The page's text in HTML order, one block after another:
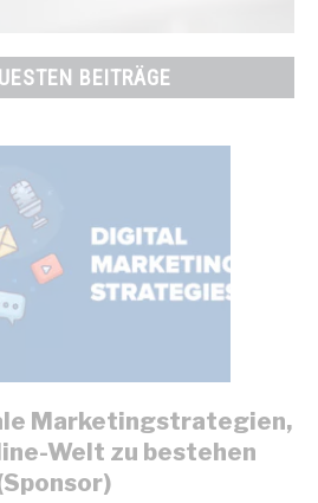
BEITRÄGE
link
to
Wichtige
Marketingstrategien,
Welt zu bestehen